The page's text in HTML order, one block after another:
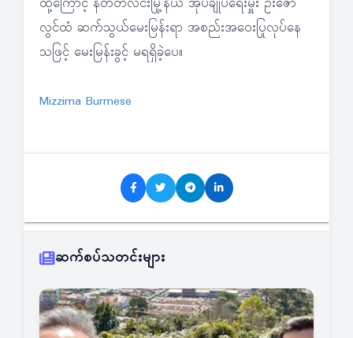
လွင်ထံ ဆက်သွယ်မေးမြန်းရာ အစည်းအဝေးပြုလုပ်နေ
သဖြင့် မေးမြန်းခွင့် မရရှိခဲ့ပေ။
Mizzima Burmese
ဆက်စပ်သတင်းများ